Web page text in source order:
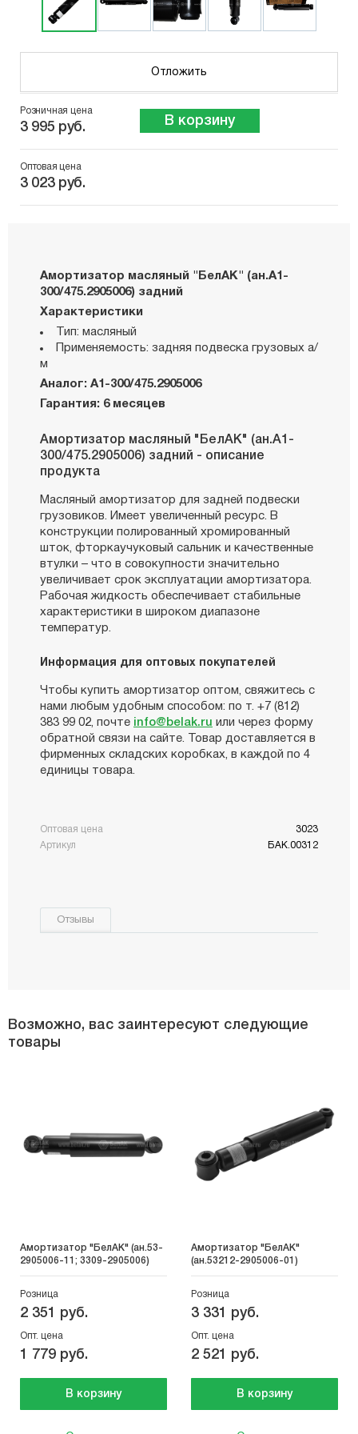
Отложить
Розничная цена
3 995 руб. В корзину
Оптовая цена
3 023 руб.
Амортизатор масляный "БелАК" (ан.А1-
300/475.2905006) задний
Характеристики
Тип: масляный
Применяемость: задняя подвеска грузовых а/
м
Аналог: А1-300/475.2905006
Гарантия: 6 месяцев
Амортизатор масляный "БелАК" (ан.А1-
300/475.2905006) задний - описание
продукта
Масляный амортизатор для задней подвески
грузовиков. Имеет увеличенный ресурс. В
конструкции полированный хромированный
шток, фторкаучуковый сальник и качественные
втулки – что в совокупности значительно
увеличивает срок эксплуатации амортизатора.
Рабочая жидкость обеспечивает стабильные
характеристики в широком диапазоне
температур.
Информация для оптовых покупателей
Чтобы купить амортизатор оптом, свяжитесь с
нами любым удобным способом: по т. +7 (812)
383 99 02, почте info@belak.ru или через форму
обратной связи на сайте. Товар доставляется в
фирменных складских коробках, в каждой по 4
единицы товара.
Оптовая цена
3023
Артикул
БАК.00312
Отзывы
Возможно, вас заинтересуют следующие
товары
Амортизатор "БелАК" (ан.53-
2905006-11; 3309-2905006)
Розница
2 351 руб.
Опт. цена
1 779 руб.
В корзину
Амортизатор "БелАК"
(ан.53212-2905006-01)
Розница
3 331 руб.
Опт. цена
2 521 руб.
В корзину